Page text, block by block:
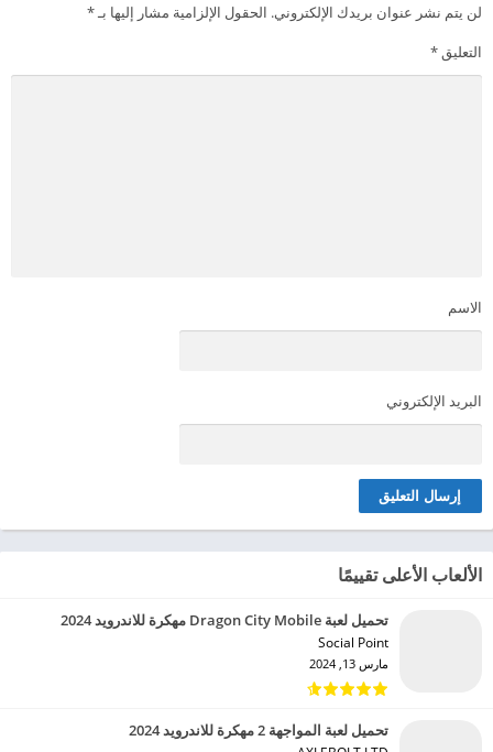
لن يتم نشر عنوان بريدك الإلكتروني. الحقول الإلزامية مشار إليها بـ*
التعليق*
الاسم
البريد الإلكتروني
الألعاب الأعلى تقييمًا
تحميل لعبة Dragon City Mobile مهكرة للاندرويد 2024
Social Point‏
مارس 13, 2024
تحميل لعبة المواجهة 2 مهكرة للاندرويد 2024